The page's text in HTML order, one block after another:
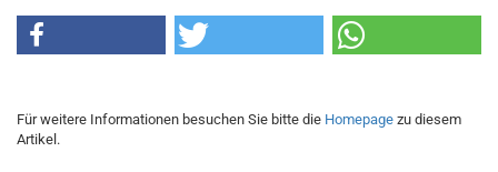
Für weitere Informationen besuchen Sie bitte die Homepage zu diesem
Artikel.